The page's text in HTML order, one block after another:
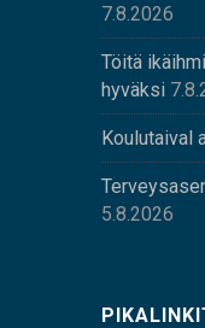
7.8.2026
Töitä
hyväksi
Koulutaival
5.8.2026